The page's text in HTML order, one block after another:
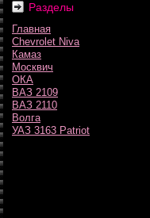
Разделы
Главная
Chevrolet Niva
Камаз
Москвич
ОКА
ВАЗ 2109
ВАЗ 2110
Волга
УАЗ 3163 Patriot